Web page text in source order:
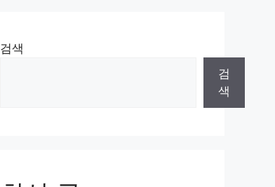
검색
검
색